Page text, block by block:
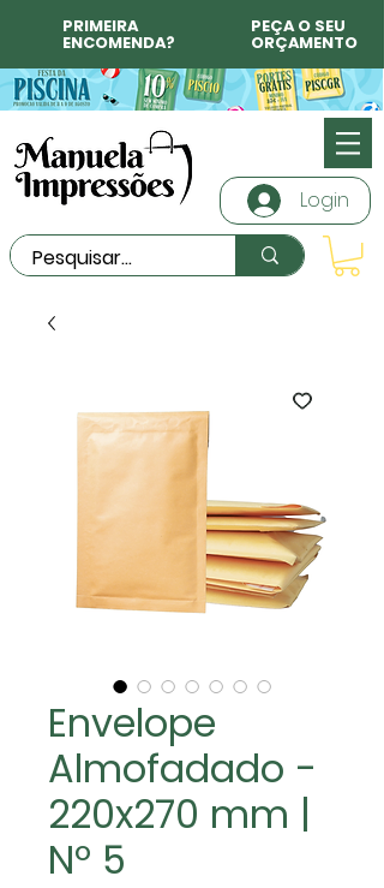
PRIMEIRA
ENCOMENDA?
PEÇA O SEU
ORÇAMENTO
Login
Envelope
Almofadado -
220x270 mm |
Nº 5